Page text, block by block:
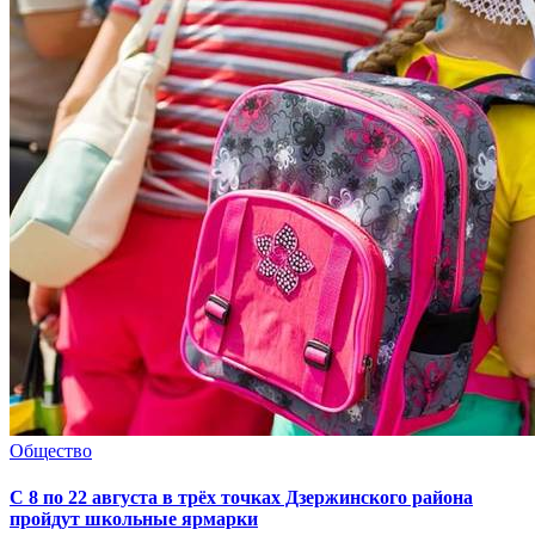
Общество
С 8 по 22 августа в трёх точках Дзержинского района
пройдут школьные ярмарки